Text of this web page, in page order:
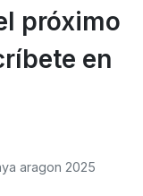
próximo
en
aragon 2025